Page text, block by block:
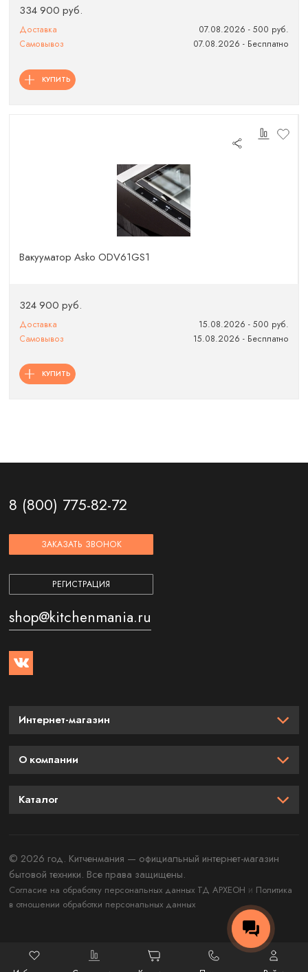
334 900 руб.
Доставка
07.08.2026 - 500 руб.
Самовывоз
07.08.2026 - Бесплатно
КУПИТЬ
Вакууматор Asko ODV61GS1
324 900 руб.
Доставка
15.08.2026 - 500 руб.
Самовывоз
15.08.2026 - Бесплатно
КУПИТЬ
8 (800) 775-82-72
ЗАКАЗАТЬ ЗВОНОК
РЕГИСТРАЦИЯ
shop@kitchenmania.ru
Интернет-магазин
О компании
Каталог
© 2026 год. Китченмания — официальный интернет-магазин
бытовой техники. Все права защищены.
Согласие на обработку персональных данных ТД АРХЕОН и Политика
в отношении обработки персональных данных